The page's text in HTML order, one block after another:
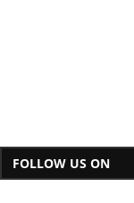
FOLLOW US ON